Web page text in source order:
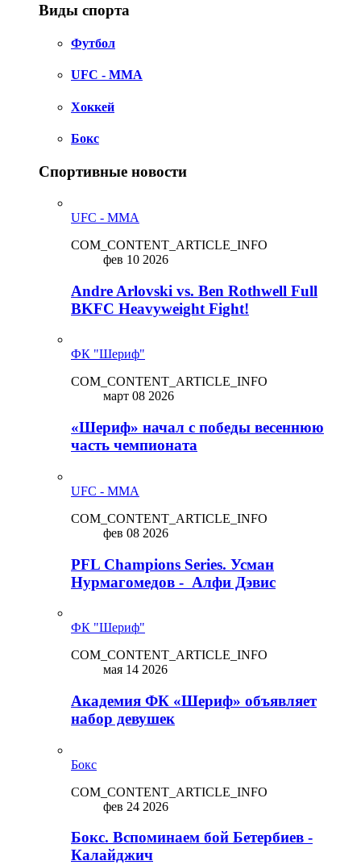
Виды спорта
Футбол
UFC - MMA
Хоккей
Бокс
Спортивные новости
UFC - MMA
COM_CONTENT_ARTICLE_INFO
фев 10 2026
Andre Arlovski vs. Ben Rothwell Full
BKFC Heavyweight Fight!
ФК "Шериф"
COM_CONTENT_ARTICLE_INFO
март 08 2026
«Шериф» начал с победы весеннюю
часть чемпионата
UFC - MMA
COM_CONTENT_ARTICLE_INFO
фев 08 2026
PFL Champions Series. Усман
Нурмагомедов - Алфи Дэвис
ФК "Шериф"
COM_CONTENT_ARTICLE_INFO
мая 14 2026
Академия ФК «Шериф» объявляет
набор девушек
Бокс
COM_CONTENT_ARTICLE_INFO
фев 24 2026
Бокс. Вспоминаем бой Бетербиев -
Калайджич